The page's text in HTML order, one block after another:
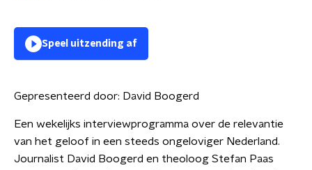
Speel uitzending af
Gepresenteerd door: David Boogerd
Een wekelijks interviewprogramma over de relevantie
van het geloof in een steeds ongeloviger Nederland.
Journalist David Boogerd en theoloog Stefan Paas